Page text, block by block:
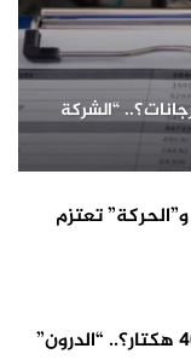
“الشركة
تعتزم
بعد أن أتت النيران على 400 هكتار؟.. “الدرون”